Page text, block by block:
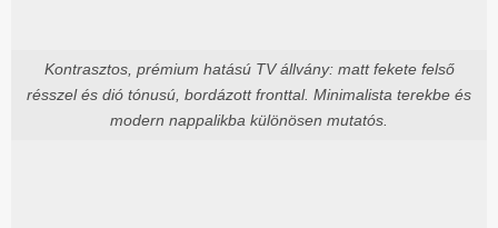
Kontrasztos, prémium hatású TV állvány: matt fekete felső
résszel és dió tónusú, bordázott fronttal. Minimalista terekbe és
modern nappalikba különösen mutatós.